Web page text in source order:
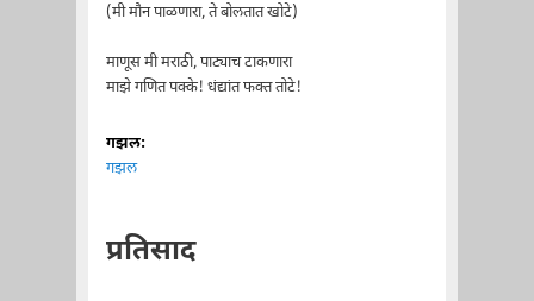
(मी मौन पाळणारा, ते बोलतात खोटे)
माणूस मी मराठी, पाट्याच टाकणारा
माझे गणित पक्के! धंद्यांत फक्त तोटे!
गझल:
गझल
प्रतिसाद